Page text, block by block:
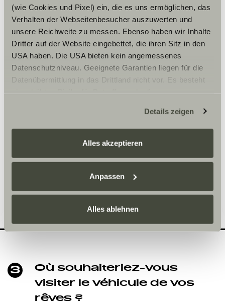
(wie Cookies und Pixel) ein, die es uns ermöglichen, das
Verhalten der Webseitenbesucher auszuwerten und
unsere Reichweite zu messen. Ebenso haben wir Inhalte
Dritter auf der Website eingebettet, die ihren Sitz in den
USA haben. Die USA bieten kein angemessenes
Datenschutzniveau. Geeignete Garantien liegen für die
Datenübermittlung in das Drittland nicht vor. Es besteht
zustehen. Eingesetzte Dienstleister können Daten für
eigene Zwecke verarbeiten und mit anderen Daten
zusammenführen. Weitere Informationen finden Sie hier:
Sunlight Business. Akzeptieren Sie oder wählen Sie
einzelne Cookies/Dienste in den Einstellungen aus,
erteilen Sie uns Ihre Einwilligung zur Verarbeitung Ihrer
freiwillig, für den Besuch der Website nicht erforderlich
und kann jederzeit über die Einstellungen widerrufen
Ermöglichung der Seitennavigation erforderlich sind.
Details zeigen
Alles akzeptieren
Anpassen
Alles ablehnen
2
Quel modèle souhaiteriez-
vous découvrir en
concession ?
Inscrivez ici la date de votre choix.
3
Où souhaiteriez-vous
visiter le véhicule de vos
rêves ?